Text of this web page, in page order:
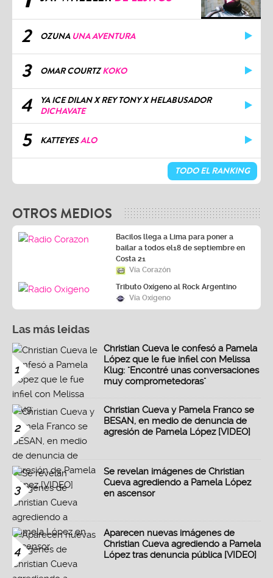
2 OZUNA UNA AVENTURA
3 OMAR COURTZKOKO
4
YA ICE DILAN X REY TONY X HELABUSADOR
DICHAVATE
5 KATTEYESALO
TODO EL RANKING
OTROS MEDIOS
Bacilos llega a Lima para poner a
bailar a todos el18 de septiembre en
Costa 21
Vía Corazón
Tributo Oxígeno al Rock Argentino
Vía Oxígeno
Las más leidas
1
Christian Cueva le confesó a Pamela
López que le fue infiel con Melissa
Klug: "Encontré unas conversaciones
muy comprometedoras"
2
Christian Cueva y Pamela Franco se
BESAN, en medio de denuncia de
agresión de Pamela López [VIDEO]
3
Se revelan imágenes de Christian
Cueva agrediendo a Pamela López
en ascensor
4
Aparecen nuevas imágenes de
Christian Cueva agrediendo a Pamela
López tras denuncia pública [VIDEO]